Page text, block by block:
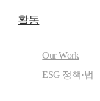
활동
Our Work
ESG 정책·법